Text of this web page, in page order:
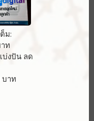
ม:
ท
บ่งปัน ลด
บาท